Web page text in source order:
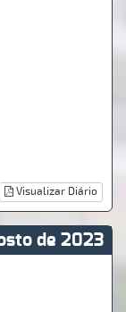
Visualizar Diário
de 2023